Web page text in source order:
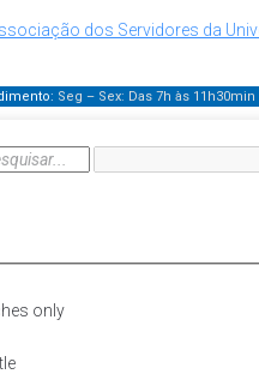
dos Servidores da
Seg – Sex: Das 7h às
only